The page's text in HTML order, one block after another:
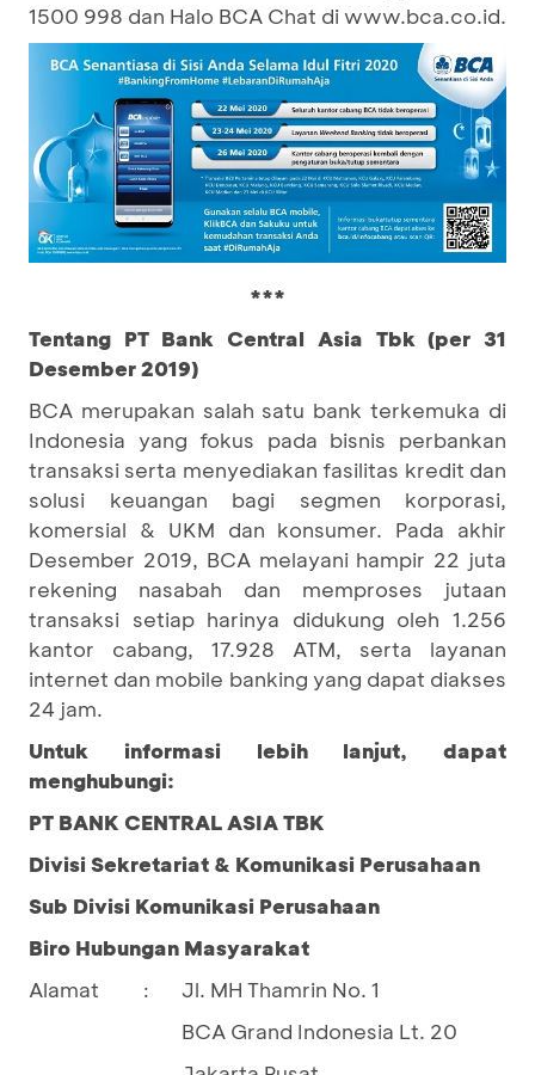
1500 998 dan Halo BCA Chat di www.bca.co.id.
***
Tentang PT Bank Central Asia Tbk (per 31
Desember 2019)
BCA merupakan salah satu bank terkemuka di
Indonesia yang fokus pada bisnis perbankan
transaksi serta menyediakan fasilitas kredit dan
solusi keuangan bagi segmen korporasi,
komersial & UKM dan konsumer. Pada akhir
Desember 2019, BCA melayani hampir 22 juta
rekening nasabah dan memproses jutaan
transaksi setiap harinya didukung oleh 1.256
kantor cabang, 17.928 ATM, serta layanan
internet dan mobile banking yang dapat diakses
24 jam.
Untuk informasi lebih lanjut, dapat
menghubungi:
PT BANK CENTRAL ASIA TBK
Divisi Sekretariat & Komunikasi Perusahaan
Sub Divisi Komunikasi Perusahaan
Biro Hubungan Masyarakat
Alamat
:
Jl. MH Thamrin No. 1
BCA Grand Indonesia Lt. 20